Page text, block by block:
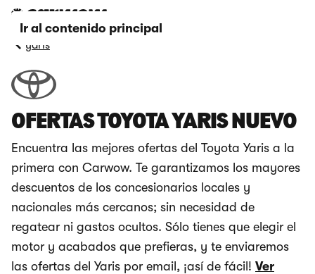
Ir al contenido principal
yaris
OFERTAS TOYOTA YARIS NUEVO
Encuentra las mejores ofertas del Toyota Yaris a la
primera con Carwow. Te garantizamos los mayores
descuentos de los concesionarios locales y
nacionales más cercanos; sin necesidad de
regatear ni gastos ocultos. Sólo tienes que elegir el
motor y acabados que prefieras, y te enviaremos
las ofertas del Yaris por email, ¡así de fácil! Ver